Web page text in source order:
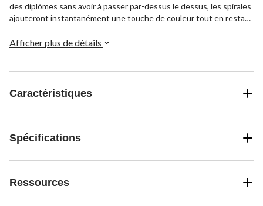
des diplômes sans avoir à passer par-dessus le dessus, les spirales
ajouteront instantanément une touche de couleur tout en restant
Afficher plus de détails
Caractéristiques
Spécifications
Ressources